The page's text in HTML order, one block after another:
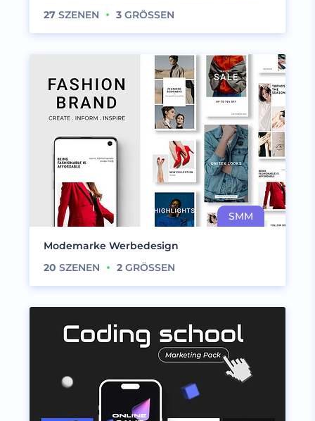
27 SZENEN 3 GRÖSSEN
Modemarke Werbedesign
20 SZENEN 2 GRÖSSEN